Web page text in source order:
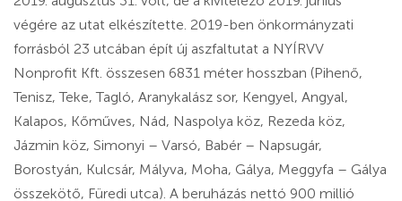
végére az utat elkészítette. 2019-ben önkormányzati
forrásból 23 utcában épít új aszfaltutat a NYÍRVV
Nonprofit Kft. összesen 6831 méter hosszban (Pihenő,
Tenisz, Teke, Tagló, Aranykalász sor, Kengyel, Angyal,
Kalapos, Kőműves, Nád, Naspolya köz, Rezeda köz,
Jázmin köz, Simonyi – Varsó, Babér – Napsugár,
Borostyán, Kulcsár, Mályva, Moha, Gálya, Meggyfa – Gálya
összekötő, Füredi utca). A beruházás nettó 900 millió